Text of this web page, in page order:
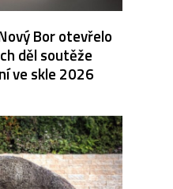
Bor otevřelo
děl soutěže
ve skle 2026